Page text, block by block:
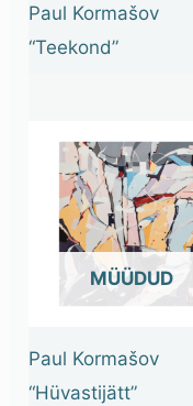
Paul Kormašov
“Teekond”
OUT OF STOCK
Paul Kormašov
“Hüvastijätt”